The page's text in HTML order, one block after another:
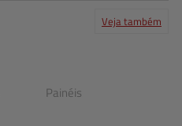
Veja também
Painéis